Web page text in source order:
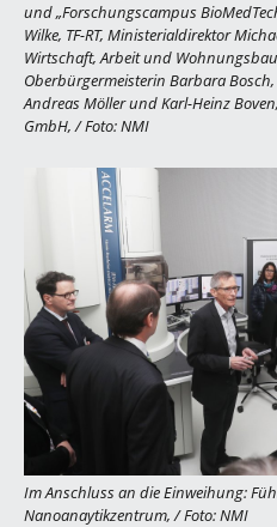
und „Forschungscampus
Wilke, TF-RT, Ministerialdirektor
Wirtschaft, Arbeit und
Oberbürgermeisterin Barbara
Andreas Möller und Karl-Heinz
GmbH,/Foto: NMI
Im Anschluss an die Einweihung:
Nanoanaytikzentrum,/Foto: NMI